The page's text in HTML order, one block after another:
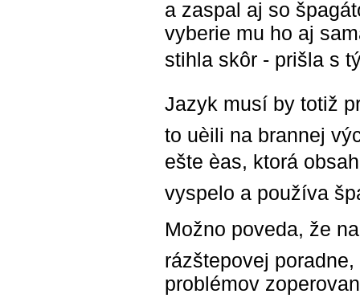
a zaspal aj so
vyberie mu ho aj
stihla skôr - prišla s
Jazyk musí by totiž
to uèili na brannej
ešte èas, ktorá
vyspelo a používa
Možno poveda, že
rázštepovej
problémov